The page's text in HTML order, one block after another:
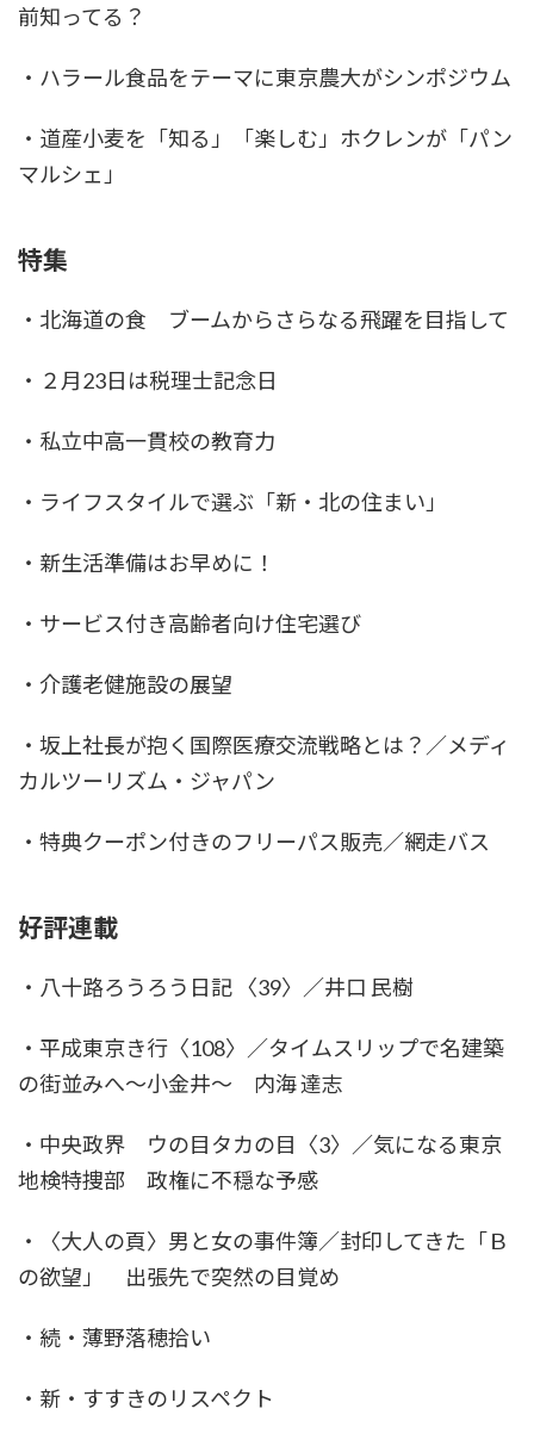
前知ってる？
・ハラール食品をテーマに東京農大がシンポジウム
・道産小麦を「知る」「楽しむ」ホクレンが「パン
マルシェ」
特集
・北海道の食 ブームからさらなる飛躍を目指して
・２月23日は税理士記念日
・私立中高一貫校の教育力
・ライフスタイルで選ぶ「新・北の住まい」
・新生活準備はお早めに！
・サービス付き高齢者向け住宅選び
・介護老健施設の展望
・坂上社長が抱く国際医療交流戦略とは？／メディ
カルツーリズム・ジャパン
・特典クーポン付きのフリーパス販売／網走バス
好評連載
・八十路ろうろう日記 〈39〉／井口 民樹
・平成東京き行〈108〉／タイムスリップで名建築
の街並みへ～小金井～ 内海 達志
・中央政界 ウの目タカの目〈3〉／気になる東京
地検特捜部 政権に不穏な予感
・〈大人の頁〉男と女の事件簿／封印してきた「Ｂ
の欲望」 出張先で突然の目覚め
・続・薄野落穂拾い
・新・すすきのリスペクト